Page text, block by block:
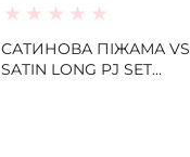
САТИНОВА ПІЖАМА VS
SATIN LONG PJ SET